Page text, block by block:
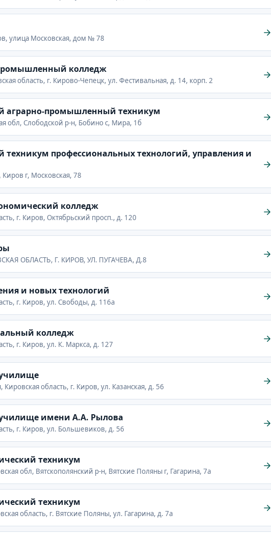
улица Московская, дом № 78
колледж
область, г. Кирово-Чепецк, ул. Фестивальная, д. 14, корп. 2
аграрно-промышленный техникум
обл, Слободской р-н, Бобино с, Мира, 1б
техникум профессиональных технологий, управления и
г, Московская, 78
колледж
г. Киров, Октябрьский просп., д. 120
ОБЛАСТЬ, Г. КИРОВ, УЛ. ПУГАЧЕВА, Д.8
и новых технологий
г. Киров, ул. Свободы, д. 116а
колледж
г. Киров, ул. К. Маркса, д. 127
училище
область, г. Киров, ул. Казанская, д. 56
училище имени А.А. Рылова
г. Киров, ул. Большевиков, д. 56
техникум
обл, Вятскополянский р-н, Вятские Поляны г, Гагарина, 7а
техникум
область, г. Вятские Поляны, ул. Гагарина, д. 7а